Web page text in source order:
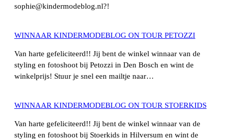
sophie@kindermodeblog.nl?!
WINNAAR KINDERMODEBLOG ON TOUR PETOZZI
Van harte gefeliciteerd!! Jij bent de winkel winnaar van de
styling en fotoshoot bij Petozzi in Den Bosch en wint de
winkelprijs! Stuur je snel een mailtje naar…
WINNAAR KINDERMODEBLOG ON TOUR STOERKIDS
Van harte gefeliciteerd!! Jij bent de winkel winnaar van de
styling en fotoshoot bij Stoerkids in Hilversum en wint de